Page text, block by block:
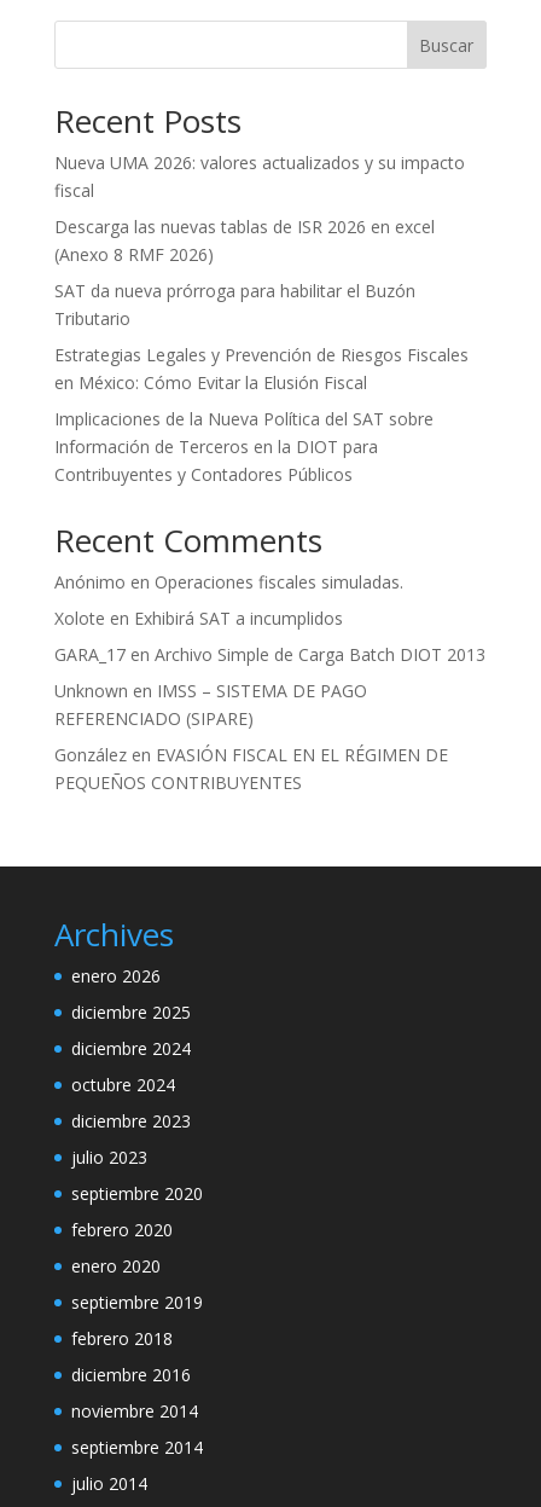
Buscar
Recent Posts
Nueva UMA 2026: valores actualizados y su impacto
fiscal
Descarga las nuevas tablas de ISR 2026 en excel
(Anexo 8 RMF 2026)
SAT da nueva prórroga para habilitar el Buzón
Tributario
Estrategias Legales y Prevención de Riesgos Fiscales
en México: Cómo Evitar la Elusión Fiscal
Implicaciones de la Nueva Política del SAT sobre
Información de Terceros en la DIOT para
Contribuyentes y Contadores Públicos
Recent Comments
Anónimo en Operaciones fiscales simuladas.
Xolote en Exhibirá SAT a incumplidos
GARA_17en Archivo Simple de Carga Batch DIOT 2013
Unknown en IMSS – SISTEMA DE PAGO
REFERENCIADO (SIPARE)
Gonzálezen EVASIÓN FISCAL EN EL RÉGIMEN DE
PEQUEÑOS CONTRIBUYENTES
Archives
enero 2026
diciembre 2025
diciembre 2024
octubre 2024
diciembre 2023
julio 2023
septiembre 2020
febrero 2020
enero 2020
septiembre 2019
febrero 2018
diciembre 2016
noviembre 2014
septiembre 2014
julio 2014